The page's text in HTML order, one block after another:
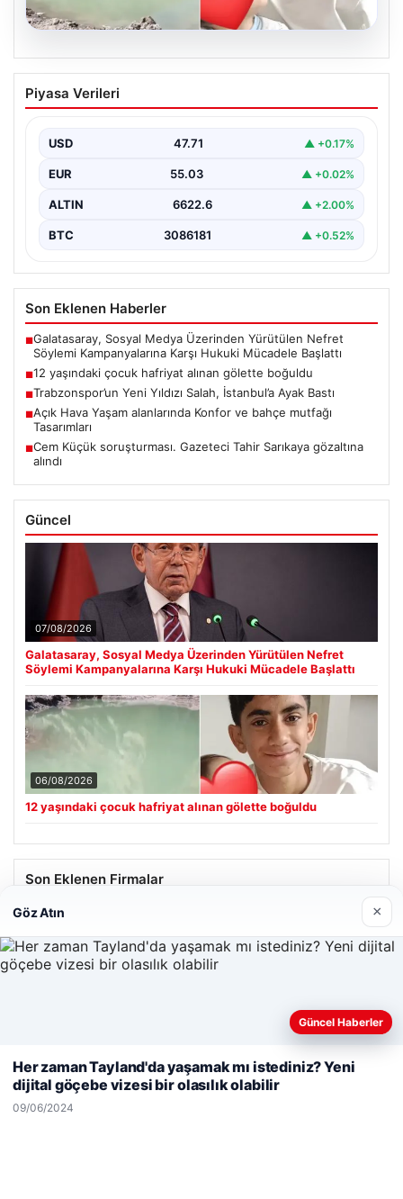
06.08.2026
12 yaşındaki çocuk hafriyat alınan
gölette boğuldu
Boğuldu”, “content”: “ Erzurum’un Oltu ilçesinde
gerçekleşen…
Piyasa Verileri
USD 47.71 ▲ +0.17%
EUR 55.03 ▲ +0.02%
ALTIN 6622.6 ▲ +2.00%
BTC 3086181 ▲ +0.52%
Son Eklenen Haberler
■Galatasaray, Sosyal Medya Üzerinden Yürütülen Nefret
Söylemi Kampanyalarına Karşı Hukuki Mücadele Başlattı
■12 yaşındaki çocuk hafriyat alınan gölette boğuldu
■Trabzonspor’un Yeni Yıldızı Salah, İstanbul’a Ayak Bastı
■Açık Hava Yaşam alanlarında Konfor ve bahçe mutfağı
Tasarımları
■Cem Küçük soruşturması. Gazeteci Tahir Sarıkaya gözaltına
alındı
Güncel
07/08/2026
Galatasaray, Sosyal Medya Üzerinden Yürütülen Nefret
Söylemi Kampanyalarına Karşı Hukuki Mücadele Başlattı
06/08/2026
12 yaşındaki çocuk hafriyat alınan gölette boğuldu
Son Eklenen Firmalar
Hastaş Beton
26/05/2026
© 2026 Haber Notları – Güncel Haberler
Web sitemizi nasıl kullandığınızı daha iyi anlayabilmek,
kullanıyoruz. Çerez Politikamız
Reddet
Göz Atın ×
Güncel Haberler
Her zaman Tayland'da yaşamak mı istediniz? Yeni
dijital göçebe vizesi bir olasılık olabilir
09/06/2024